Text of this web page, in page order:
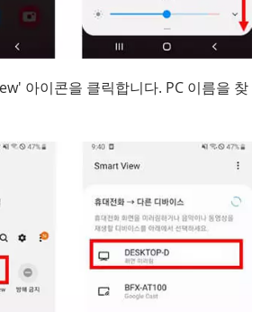
아이콘을 클릭합니다. PC 이름을 찾